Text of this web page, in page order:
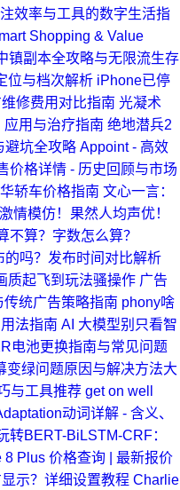
效率与工具的数字生活指
Shopping & Value
镇副本全攻略与无限流生存
位与档次解析 iPhone已停
修费用对比指南 光凝术
应用与治疗指南 绝地潜兵2
避坑全攻略 Appoint - 高效
价格详情 - 历史回顾与市场
轿车价格指南 文心一言：
情模仿！果然人均声优！
算？字数怎么算？
吗？发布时间对比解析
质起飞到玩法骚操作 广告
统广告策略指南 phony啥
法指南 AI 大模型别只看智
电池更换指南与常见问题
变绿问题原因与解决方法大
与工具推荐 get on well
动词详解 - 含义、
转BERT-BiLSTM-CRF：
8 Plus 价格查询 | 最新报价
示？详细设置教程 Charlie